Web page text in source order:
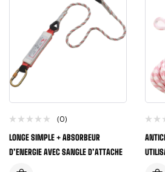
(0)
LONGE SIMPLE + ABSORBEUR
D’ENERGIE AVEC SANGLE D’ATTACHE
ANTICHUTE